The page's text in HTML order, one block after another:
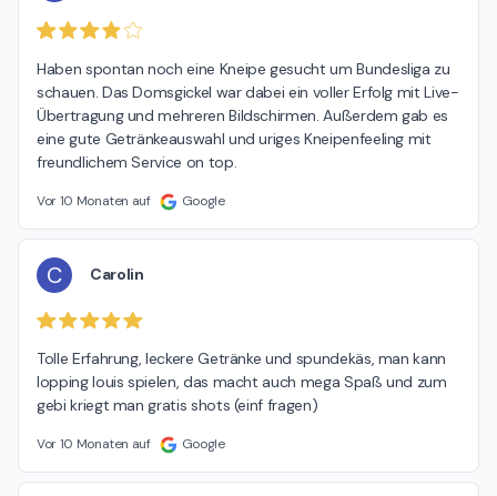
Haben spontan noch eine Kneipe gesucht um Bundesliga zu
schauen. Das Domsgickel war dabei ein voller Erfolg mit Live-
Übertragung und mehreren Bildschirmen. Außerdem gab es
eine gute Getränkeauswahl und uriges Kneipenfeeling mit
freundlichem Service on top.
Vor 10 Monaten auf Google
C Carolin
Tolle Erfahrung, leckere Getränke und spundekäs, man kann
lopping louis spielen, das macht auch mega Spaß und zum
gebi kriegt man gratis shots (einf fragen)
Vor 10 Monaten auf Google